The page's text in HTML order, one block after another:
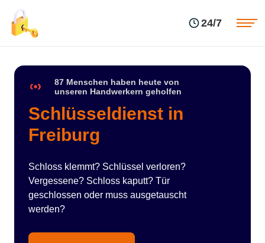
24/7
87 Menschen haben heute von
unseren Handwerkern geholfen
Schlüsseldienst in
Freiburg
Schloss klemmt? Schlüssel verloren?
Vergessene? Schloss kaputt? Tür
geschlossen oder muss ausgetauscht
werden?